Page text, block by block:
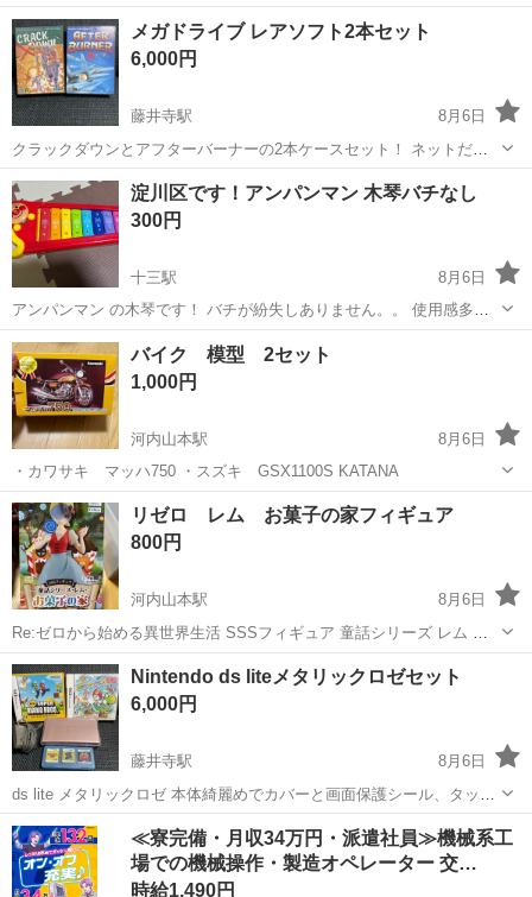
トいらない人は処分等してもらって構いません。 よろしくお願いしま
す。
大阪 大阪市 難波駅 テレビゲーム Switch
メガドライブ レアソフト2本セット
6,000円
藤井寺駅
8月6日
クラックダウンとアフターバーナーの2本ケースセット！ ネットだと
どちらも良い値しますが、お得プライスです^ ^ メガドライブ携帯機で
動作確認済みです！ 端子面の洗浄と防サビ剤もしてます☆
大阪 羽曳野市 藤井寺駅 ポータブルゲーム
淀川区です！アンパンマン 木琴バチなし
300円
十三駅
8月6日
アンパンマン の木琴です！ バチが紛失しありません。。 使用感多少
あります。 淀川区の自宅まで取りに来ていただける方よろしくお願い
します！
大阪 大阪市 十三駅 その他 木琴
バイク 模型 2セット
1,000円
河内山本駅
8月6日
・カワサキ マッハ750 ・スズキ GSX1100S KATANA
大阪 八尾市 河内山本駅 模型、プラモデル
リゼロ レム お菓子の家フィギュア
800円
河内山本駅
8月6日
Re:ゼロから始める異世界生活 SSSフィギュア 童話シリーズ レム お
菓子の家 未開封フィギュアです。
大阪 八尾市 フィギュア
Nintendo ds liteメタリックロゼセット
6,000円
藤井寺駅
8月6日
ds lite メタリックロゼ 本体綺麗めでカバーと画面保護シール、タッチ
ペン付き 充電器とスーパーマリオブラザーズ、ヨッシーアイランド、
マリオパーティ、リズム天国、バンドブラザーズのソフト付き 豪華セ
ットです^ ^ リズム...
大阪 羽曳野市 藤井寺駅 ポータブルゲーム Nintendo
≪寮完備・月収34万円・派遣社員≫機械系工
場での機械操作・製造オペレーター 交…
時給1,490円